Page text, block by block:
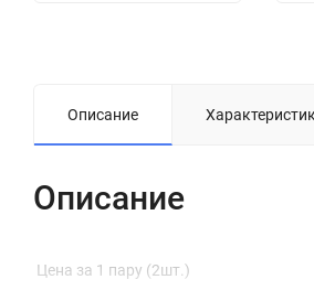
Описание
Описание
Цена за 1 пару (2шт.)